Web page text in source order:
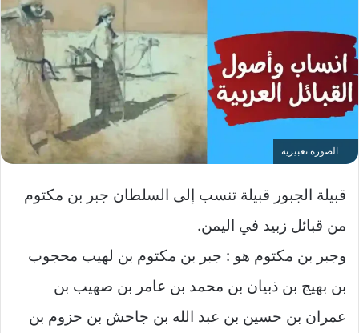
الصورة تعبيرية
قبيلة الجبور قبيلة تنسب إلى السلطان جبر بن مكتوم
من قبائل زبيد في اليمن.
وجبر بن مكتوم هو : جبر بن مكتوم بن لهيب محجوب
بن بهيج بن ذبيان بن محمد بن عامر بن صهيب بن
عمران بن حسين بن عبد الله بن جاحش بن حزوم بن